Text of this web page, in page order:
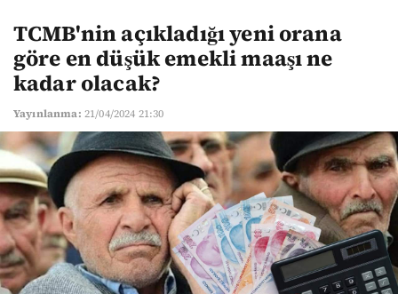
TCMB'nin açıkladığı yeni orana
göre en düşük emekli maaşı ne
kadar olacak?
Yayınlanma: 21/04/2024 21:30